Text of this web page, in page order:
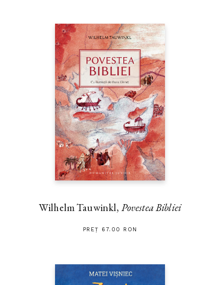
„Călătoria lui Dorothy ne dezvăluie că, de cele mai multe ori,
ceea ce căutăm se află deja în noi înşine, iar magia adevărată este
cea a prieteniei şi a curajului asumat.“ — ANA ALFIANU,
autoarea bestselleruluiVal şi cetatea sufletelor
Wilhelm Tauwinkl, Povestea Bibliei
PREȚ 67.00 RON